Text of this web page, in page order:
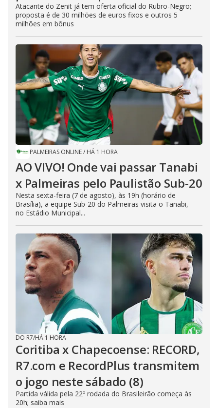
Atacante do Zenit já tem oferta oficial do Rubro-Negro;
proposta é de 30 milhões de euros fixos e outros 5
milhões em bônus
PALMEIRAS ONLINE/ HÁ 1 HORA
AO VIVO! Onde vai passar Tanabi
x Palmeiras pelo Paulistão Sub-20
Nesta sexta-feira (7 de agosto), às 19h (horário de
Brasília), a equipe Sub-20 do Palmeiras visita o Tanabi,
no Estádio Municipal...
DO R7/HÁ 1 HORA
Coritiba x Chapecoense: RECORD,
R7.com e RecordPlus transmitem
o jogo neste sábado (8)
Partida válida pela 22º rodada do Brasileirão começa às
20h; saiba mais